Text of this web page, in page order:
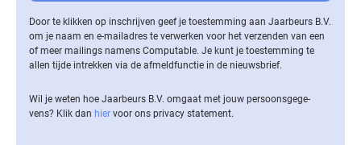
Door te klikken op inschrijven geef je toestemming aan Jaarbeurs B.V.
om je naam en e-mailadres te verwerken voor het verzenden van een
of meer mailings namens Computable. Je kunt je toestemming te
allen tijde intrekken via de af­meld­func­tie in de nieuwsbrief.
Wil je weten hoe Jaarbeurs B.V. omgaat met jouw per­soons­ge­ge­
vens? Klik dan hier voor ons privacy statement.